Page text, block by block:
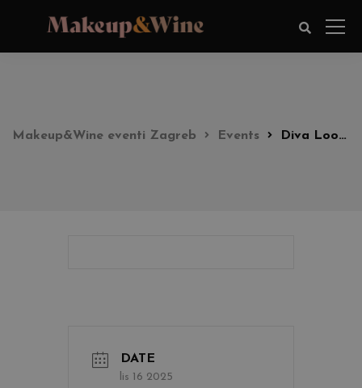
Makeup&Wine eventi Zagreb Events Diva Look party 19:30h
DATE
lis 16 2025